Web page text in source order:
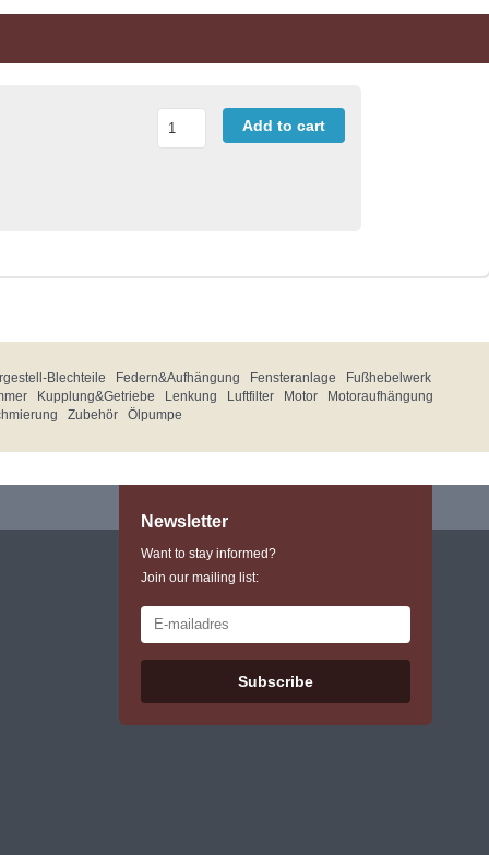
Add to cart
Blechteile Federn&Aufhängung Fensteranlage
Fußhebelwerk
Kupplung&Getriebe Lenkung Luftfilter Motor
Motoraufhängung
Zubehör Ölpumpe
Newsletter
Want to stay informed?
Join our mailing list:
Subscribe